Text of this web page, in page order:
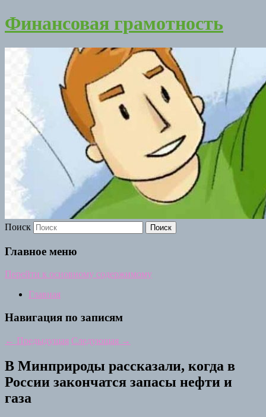
Финансовая грамотность
Поиск
Главное меню
Перейти к основному содержимому
Главная
Навигация по записям
← Предыдущая Следующая →
В Минприроды рассказали, когда в
России закончатся запасы нефти и
газа